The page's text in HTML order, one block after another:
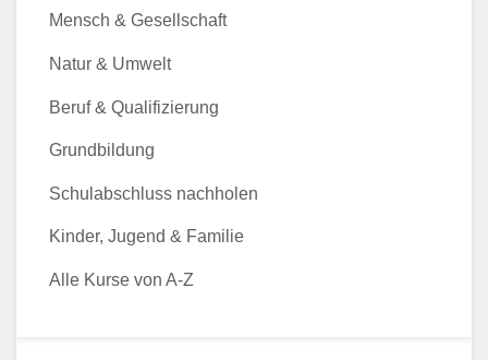
Mensch & Gesellschaft
Natur & Umwelt
Beruf & Qualifizierung
Grundbildung
Schulabschluss nachholen
Kinder, Jugend & Familie
Alle Kurse von A-Z